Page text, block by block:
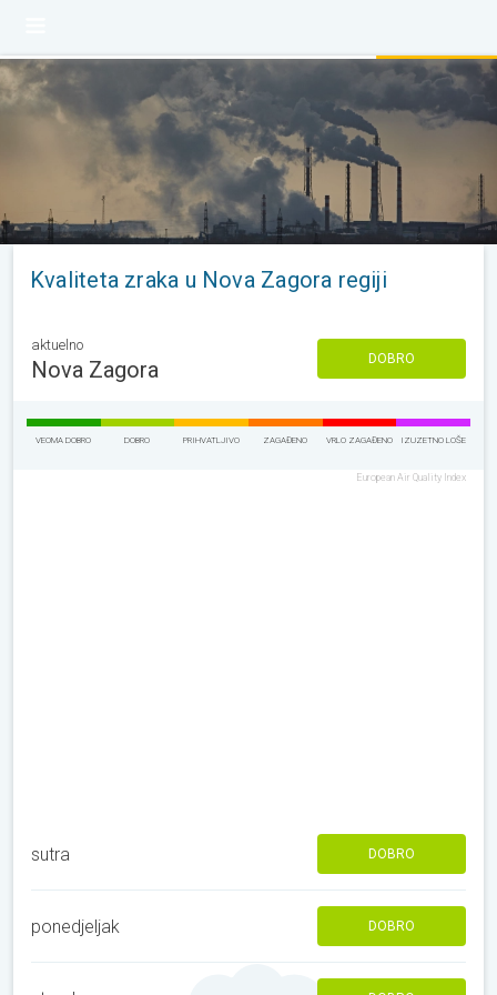
Kvaliteta zraka u Nova Zagora regiji
aktuelno
Nova Zagora DOBRO
VEOMA DOBRO DOBRO PRIHVATLJIVO ZAGAĐENO VRLO ZAGAĐENO IZUZETNO LOŠE
European Air Quality Index
sutra DOBRO
ponedjeljak DOBRO